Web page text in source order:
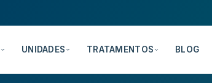
UNIDADES TRATAMENTOS BLOG